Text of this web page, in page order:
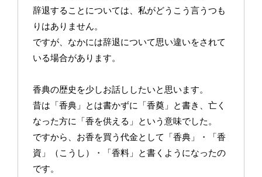
辞退することについては、私がどうこう言うつも
りはありません。
ですが、なかには辞退について思い違いをされて
いる場合があります。
香典の歴史を少しお話ししたいと思います。
昔は「香典」とは書かずに「香奠」と書き、亡く
なった方に「香を供える」という意味でした。
ですから、お香を買う代金として「香典」・「香
資」（こうし）・「香料」と書くようになったの
です。